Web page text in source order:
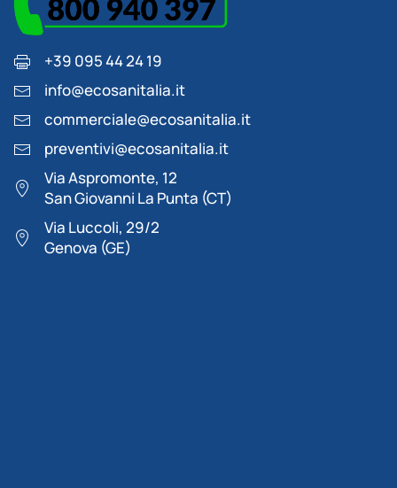
+39 095 44 24 19
info@ecosanitalia.it
commerciale@ecosanitalia.it
preventivi@ecosanitalia.it
Via Aspromonte, 12
San Giovanni La Punta (CT)
Via Luccoli, 29/2
Genova (GE)